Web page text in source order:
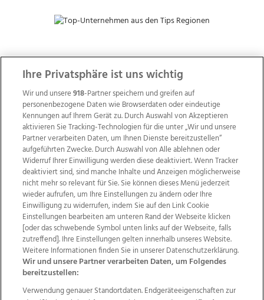
ZUR NACHRICHTENÜBERSICHT
Wir über uns Mediadaten Kontakt
Jobs
Datenschutz
Impressum
AGB Anzeigekunden
AGB Website
Ehrenkodex Politische Werbung
Ihre Privatsphäre ist uns wichtig
Wir und unsere918-Partner speichern und greifen auf
personenbezogene Daten wie Browserdaten oder eindeutige
Kennungen auf Ihrem Gerät zu. Durch Auswahl von Akzeptieren
aktivieren Sie Tracking-Technologien für die unter „Wir und unsere
Partner verarbeiten Daten, um Ihnen Dienste bereitzustellen“
aufgeführten Zwecke. Durch Auswahl von Alle ablehnen oder
Widerruf Ihrer Einwilligung werden diese deaktiviert. Wenn Tracker
deaktiviert sind, sind manche Inhalte und Anzeigen möglicherweise
nicht mehr so relevant für Sie. Sie können dieses Menü jederzeit
wieder aufrufen, um Ihre Einstellungen zu ändern oder Ihre
Einwilligung zu widerrufen, indem Sie auf den Link Cookie
Einstellungen bearbeiten am unteren Rand der Webseite klicken
[oder das schwebende Symbol unten links auf der Webseite, falls
zutreffend]. Ihre Einstellungen gelten innerhalb unseres Website.
Weitere Informationen finden Sie in unserer Datenschutzerklärung.
Wir und unsere Partner verarbeiten Daten, um Folgendes
bereitzustellen:
Verwendung genauer Standortdaten. Endgeräteeigenschaften zur